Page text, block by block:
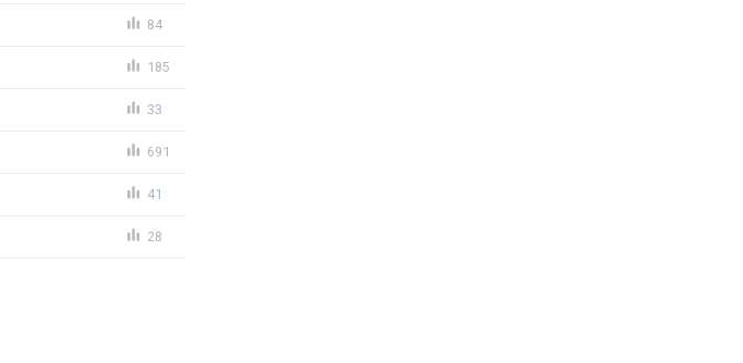
84
185
33
691
41
28